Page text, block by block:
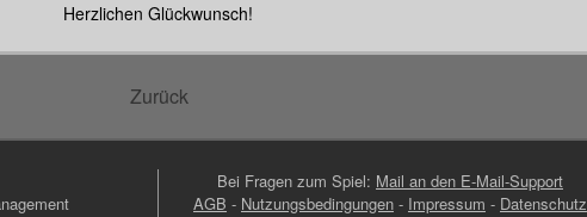
Herzlichen Glückwunsch!
Zurück
Bei Fragen zum Spiel: Mail an den E-Mail-Support
AGB - Nutzungsbedingungen - Impressum - Datenschutz